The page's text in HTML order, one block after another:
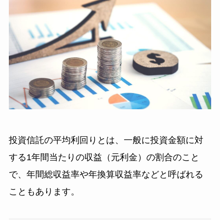
投資信託の平均利回りとは、一般に投資金額に対
する1年間当たりの収益（元利金）の割合のこと
で、年間総収益率や年換算収益率などと呼ばれる
こともあります。